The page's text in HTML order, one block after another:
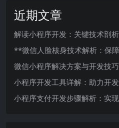
近期文章
解读小程序开发：关键技术剖
**微信人脸核身技术解析：保
微信小程序解决方案与开发技
小程序开发工具详解：助力开
小程序支付开发步骤解析：实